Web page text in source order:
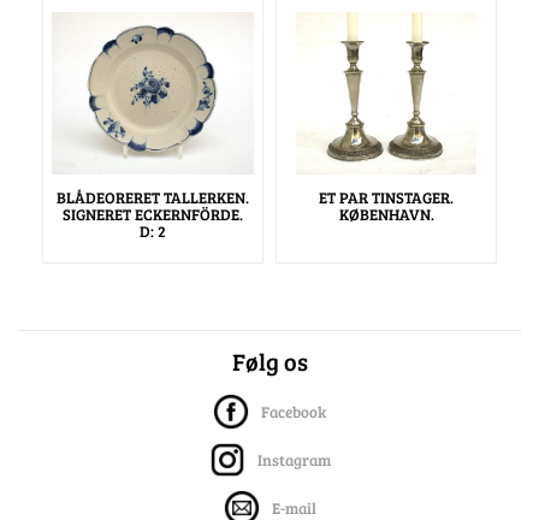
BLÅDEORERET TALLERKEN.
SIGNERET ECKERNFÖRDE.
D: 2
ET PAR TINSTAGER.
KØBENHAVN.
Følg os
Facebook
Instagram
E-mail